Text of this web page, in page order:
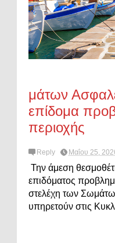
μάτων
επίδομα
περιοχής
Reply Μαΐου 25,
Την άμεση
επιδόματος
στελέχη των
υπηρετούν στις